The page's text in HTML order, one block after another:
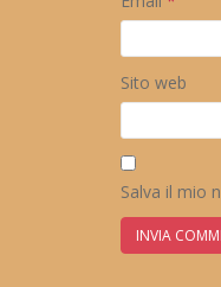
Sito web
Salva il mio